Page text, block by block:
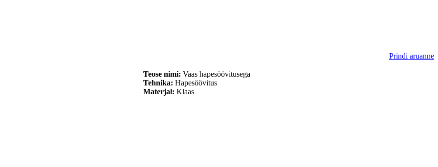
Prindi aruanne
Teose nimi: Vaas hapesöövitusega
Tehnika: Hapesöövitus
Materjal: Klaas